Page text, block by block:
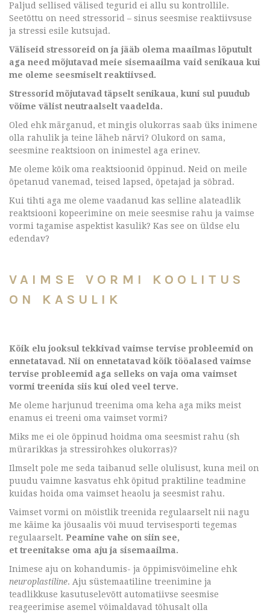
Paljud sellised välised tegurid ei allu su kontrollile.
Seetõttu on need stressorid – sinus seesmise reaktiivsuse
ja stressi esile kutsujad.
Väliseid stressoreid on ja jääb olema maailmas lõputult
aga need mõjutavad meie sisemaailma vaid senikaua kui
me oleme seesmiselt reaktiivsed.
Stressorid mõjutavad täpselt senikaua, kuni sul puudub
võime välist neutraalselt vaadelda.
Oled ehk märganud, et mingis olukorras saab üks inimene
olla rahulik ja teine läheb närvi? Olukord on sama,
seesmine reaktsioon on inimestel aga erinev.
Me oleme kõik oma reaktsioonid õppinud. Neid on meile
õpetanud vanemad, teised lapsed, õpetajad ja sõbrad.
Kui tihti aga me oleme vaadanud kas selline alateadlik
reaktsiooni kopeerimine on meie seesmise rahu ja vaimse
vormi tagamise aspektist kasulik? Kas see on üldse elu
edendav?
VAIMSE VORMI KOOLITUS
ON KASULIK
Kõik elu jooksul tekkivad vaimse tervise probleemid on
ennetatavad. Nii on ennetatavad kõik tööalased vaimse
tervise probleemid aga selleks on vaja oma vaimset
vormi treenida siis kui oled veel terve.
Me oleme harjunud treenima oma keha aga miks meist
enamus ei treeni oma vaimset vormi?
Miks me ei ole õppinud hoidma oma seesmist rahu (sh
mürarikkas ja stressirohkes olukorras)?
Ilmselt pole me seda taibanud selle olulisust, kuna meil on
puudu vaimne kasvatus ehk õpitud praktiline teadmine
kuidas hoida oma vaimset heaolu ja seesmist rahu.
Vaimset vormi on mõistlik treenida regulaarselt nii nagu
me käime ka jõusaalis või muud tervisesporti tegemas
regulaarselt. Peamine vahe on siin see,
et treenitakse oma aju ja sisemaailma.
Inimese aju on kohandumis- ja õppimisvõimeline ehk
neuroplastiline. Aju süstemaatiline treenimine ja
teadlikkuse kasutuselevõtt automatiivse seesmise
reageerimise asemel võimaldavad tõhusalt olla